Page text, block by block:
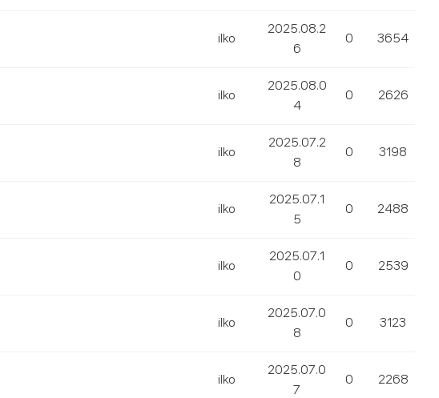
ilko
2025.08.2
6
0 3654
ilko
2025.08.0
4
0 2626
ilko
2025.07.2
8
0 3198
ilko
2025.07.1
5
0 2488
ilko
2025.07.1
0
0 2539
ilko
2025.07.0
8
0 3123
ilko
2025.07.0
7
0 2268